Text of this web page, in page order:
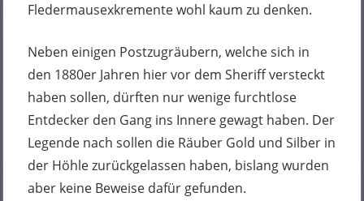
Fledermausexkremente wohl kaum zu denken.
Neben einigen Postzugräubern, welche sich in
den 1880er Jahren hier vor dem Sheriff versteckt
haben sollen, dürften nur wenige furchtlose
Entdecker den Gang ins Innere gewagt haben. Der
Legende nach sollen die Räuber Gold und Silber in
der Höhle zurückgelassen haben, bislang wurden
aber keine Beweise dafür gefunden.